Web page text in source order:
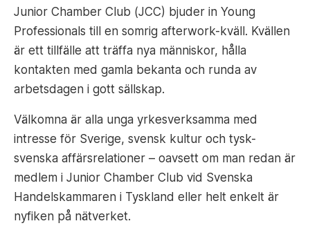
Junior Chamber Club (JCC) bjuder in Young
Professionals till en somrig afterwork-kväll. Kvällen
är ett tillfälle att träffa nya människor, hålla
kontakten med gamla bekanta och runda av
arbetsdagen i gott sällskap.
Välkomna är alla unga yrkesverksamma med
intresse för Sverige, svensk kultur och tysk-
svenska affärsrelationer – oavsett om man redan är
medlem i Junior Chamber Club vid Svenska
Handelskammaren i Tyskland eller helt enkelt är
nyfiken på nätverket.